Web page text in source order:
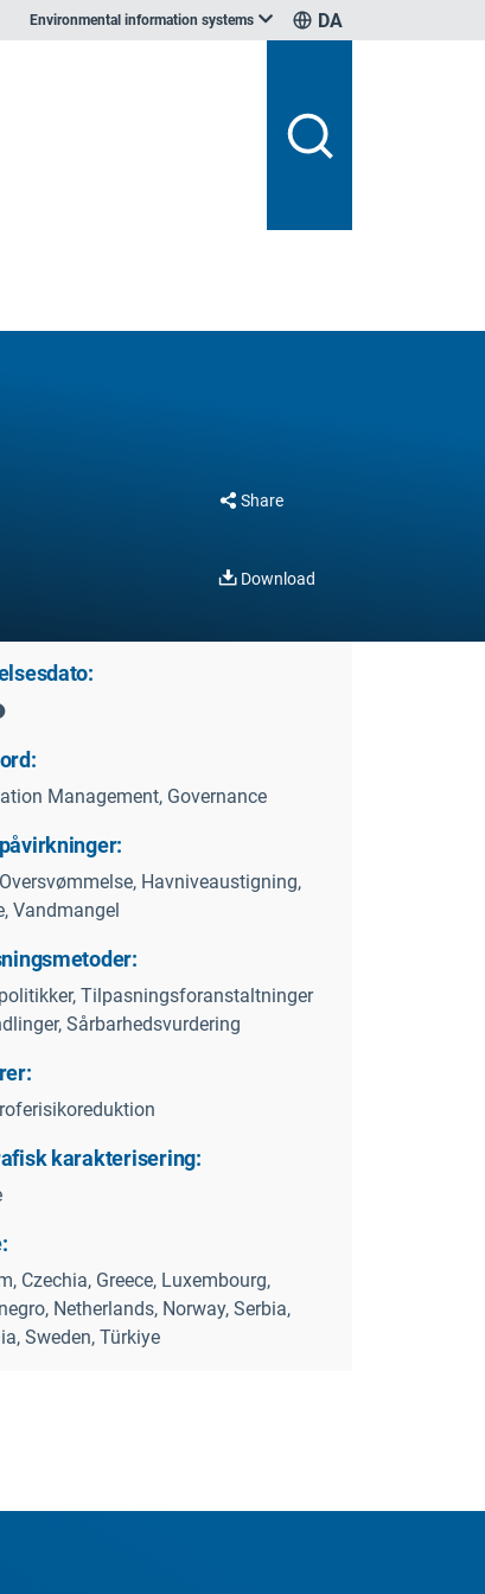
Environmental information systems DA
Share
Download
Management, Governance
Havniveaustigning,
Vandmangel
Tilpasningsforanstaltninger
Sårbarhedsvurdering
karakterisering:
Czechia, Greece, Luxembourg,
Netherlands, Norway, Serbia,
Sweden, Türkiye